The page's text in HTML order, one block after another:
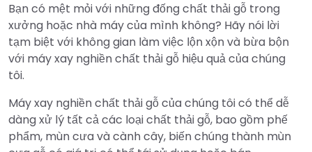
Bạn có mệt mỏi với những đống chất thải gỗ trong
xưởng hoặc nhà máy của mình không? Hãy nói lời
tạm biệt với không gian làm việc lộn xộn và bừa bộn
với máy xay nghiền chất thải gỗ hiệu quả của chúng
tôi.
Máy xay nghiền chất thải gỗ của chúng tôi có thể dễ
dàng xử lý tất cả các loại chất thải gỗ, bao gồm phế
phẩm, mùn cưa và cành cây, biến chúng thành mùn